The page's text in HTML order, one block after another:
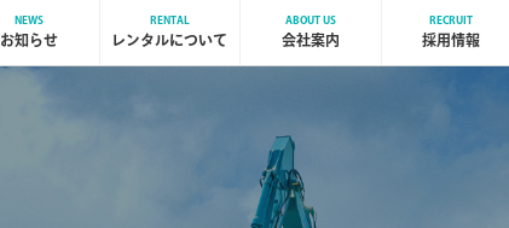
NEWS
お知らせ
RENTAL
レンタルについて
ABOUT US
会社案内
RECRUIT
採用情報